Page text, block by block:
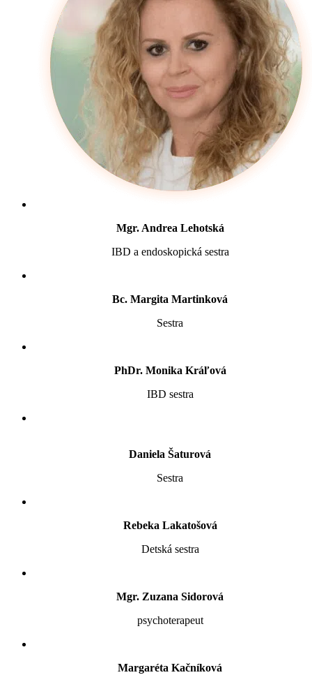
Mgr. Andrea Lehotská
IBD a endoskopická sestra
Bc. Margita Martinková
Sestra
PhDr. Monika Kráľová
IBD sestra
Daniela Šaturová
Sestra
Rebeka Lakatošová
Detská sestra
Mgr. Zuzana Sidorová
psychoterapeut
Margaréta Kačníková